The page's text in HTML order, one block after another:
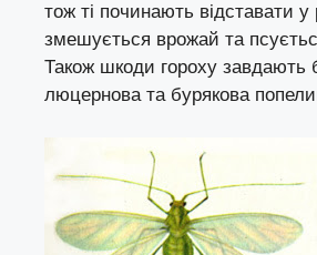
тож ті починають відставати у
змешується врожай та
Також шкоди гороху завдають
люцернова та бурякова